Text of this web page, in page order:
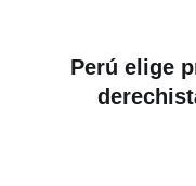
Perú elige